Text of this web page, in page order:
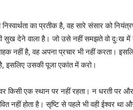
का प्रतीक है, वह सारे संसार को
सुख देने वाला है। जो उसे नहीं समझते वो
नहीं है, वह अपना प्रचार भी नहीं करता।
इसलिए उसकी पूजा एकांत में करो।
किसी एक स्थान पर नहीं रहता। न धरती
नहीं होता है। सृष्टि से पहले भी वही ईश्वर था